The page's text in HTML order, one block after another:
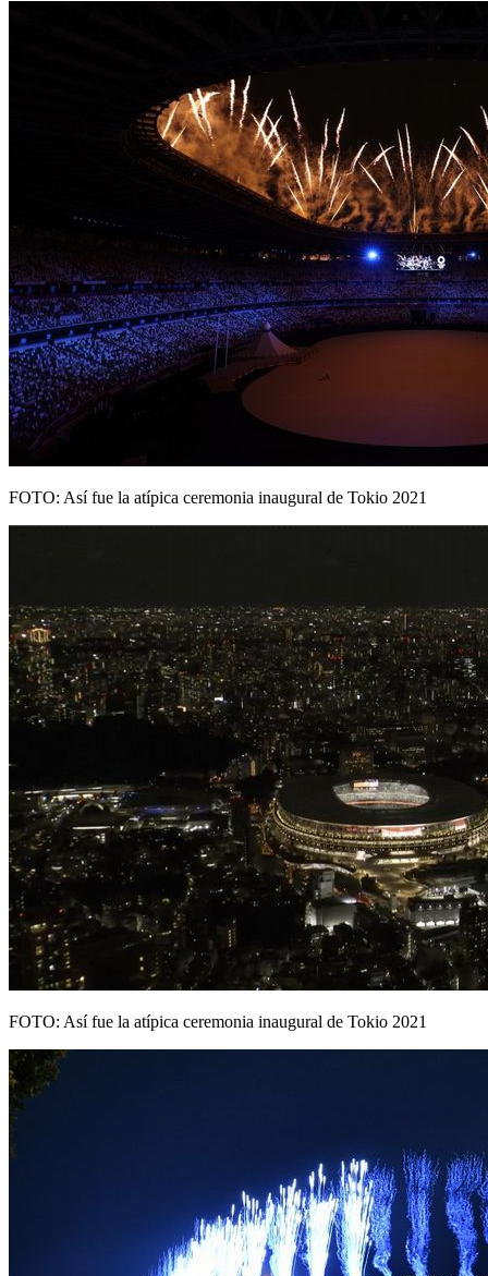
FOTO: Así fue la atípica ceremonia inaugural de Tokio 2021
FOTO: Así fue la atípica ceremonia inaugural de Tokio 2021